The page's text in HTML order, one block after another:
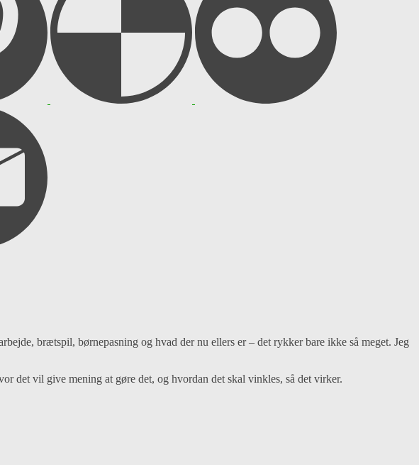
brætspil, børnepasning og hvad der nu ellers er – det rykker bare ikke så meget. Jeg
det vil give mening at gøre det, og hvordan det skal vinkles, så det virker.